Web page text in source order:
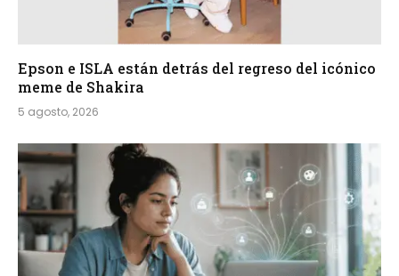
Epson e ISLA están detrás del regreso del icónico
meme de Shakira
5 agosto, 2026